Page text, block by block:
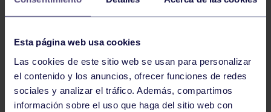
Esta página web usa cookies
Las cookies de este sitio web se usan para personalizar
el contenido y los anuncios, ofrecer funciones de redes
sociales y analizar el tráfico. Además, compartimos
información sobre el uso que haga del sitio web con
JUEVES 26/1/2023 WOD 9:30-10:00
GIMNASIO
1131 1132 1134 1135